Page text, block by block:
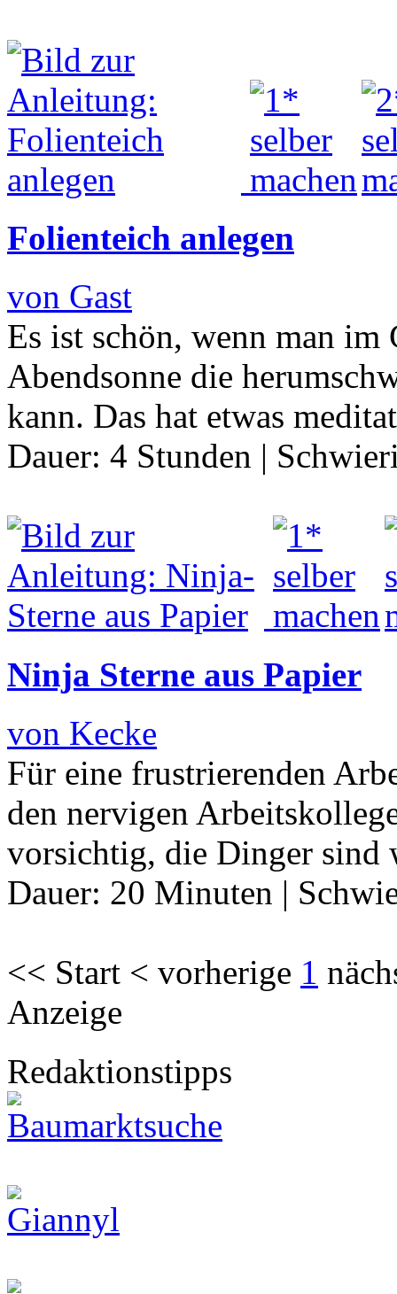
Folienteich anlegen
von Gast
Es ist schön, wenn man im
Abendsonne die
kann. Das hat etwas
Dauer: 4 Stunden |
Ninja Sterne aus Papier
von Kecke
Für eine frustrierenden
den nervigen
vorsichtig, die Dinger
Dauer: 20 Minuten |
<< Start < vorherige 1
Anzeige
Redaktionstipps